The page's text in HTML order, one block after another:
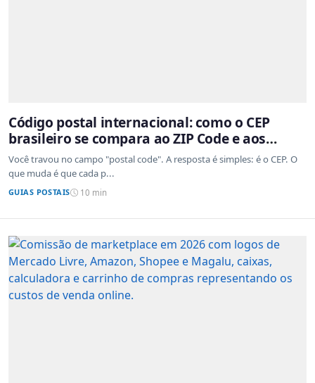
Código postal internacional: como o CEP
brasileiro se compara ao ZIP Code e aos
sistemas de outros países
Você travou no campo "postal code". A resposta é simples: é o CEP. O
que muda é que cada p...
GUIAS POSTAIS 10 min